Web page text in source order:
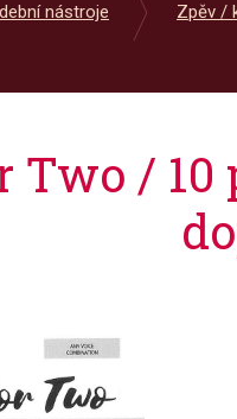
nástroje Zpěv /
Two /